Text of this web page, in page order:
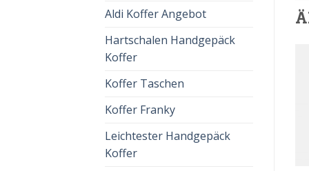
Aldi Koffer Angebot
Hartschalen Handgepäck
Koffer
Koffer Taschen
Koffer Franky
Leichtester Handgepäck
Koffer